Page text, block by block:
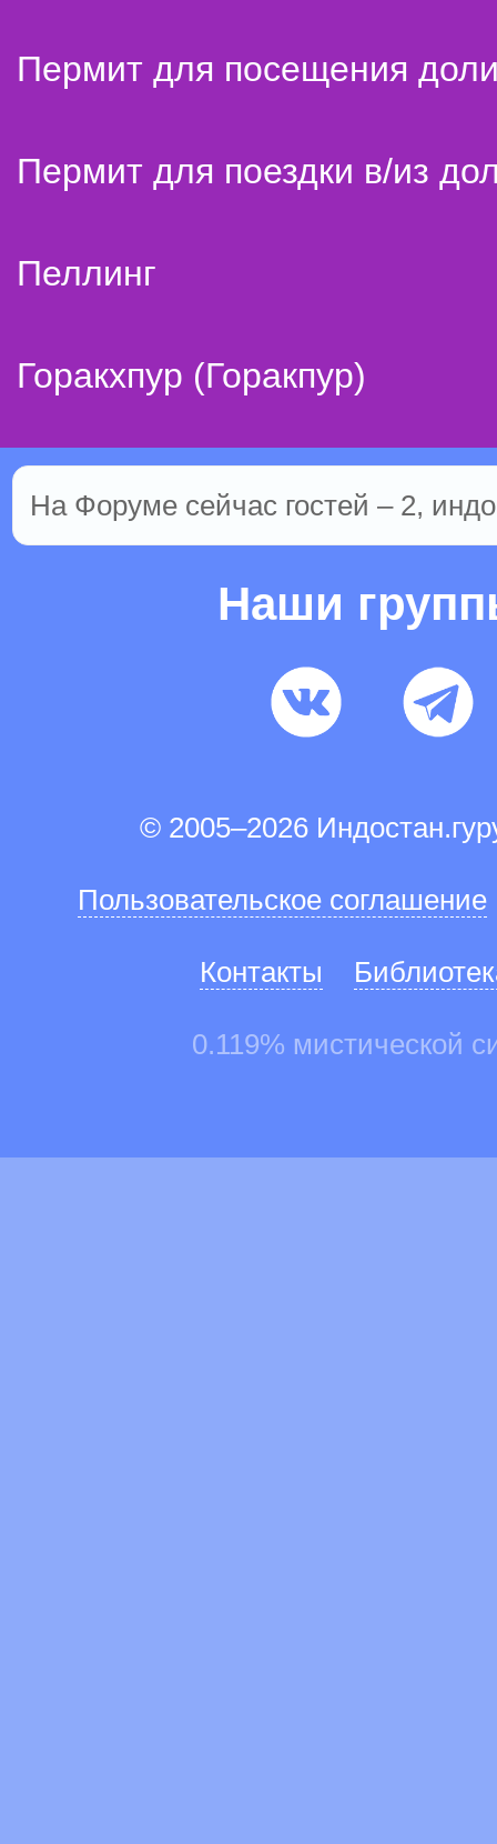
Пермит для посещения
Пермит для поездки в/из
Пеллинг
Горакхпур (Горакпур)
На Форуме сейчас гостей – 2,
Наши
© 2005–2026
Пользовательское соглашение
Контакты
0.119% мистической